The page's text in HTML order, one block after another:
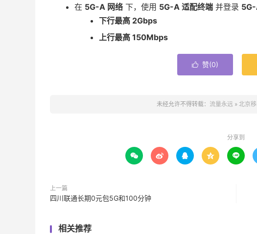
在 5G-A 网络 下，使用 5G-A 适配终端 并登录
下行最高 2Gbps
上行最高 150Mbps
 赞(0)
未经允许不得转载： 流量永远 » 北京
分享到
    
上一篇
四川联通长期0元包5G和100分钟
相关推荐